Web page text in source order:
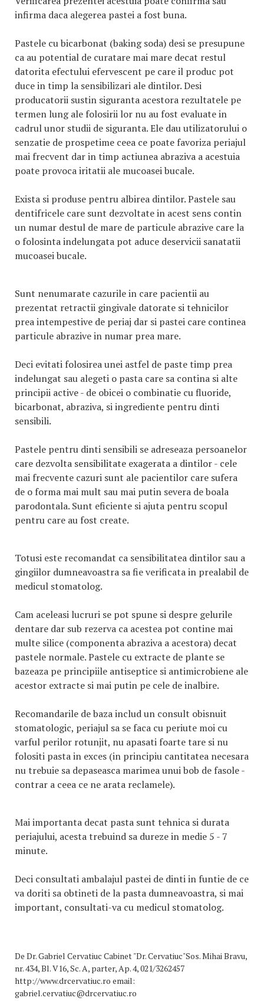
infirma daca alegerea pastei a fost buna.
Pastele cu bicarbonat (baking soda) desi se presupune
ca au potential de curatare mai mare decat restul
datorita efectului efervescent pe care il produc pot
duce in timp la sensibilizari ale dintilor. Desi
producatorii sustin siguranta acestora rezultatele pe
termen lung ale folosirii lor nu au fost evaluate in
cadrul unor studii de siguranta. Ele dau utilizatorului o
senzatie de prospetime ceea ce poate favoriza periajul
mai frecvent dar in timp actiunea abraziva a acestuia
poate provoca iritatii ale mucoasei bucale.
Exista si produse pentru albirea dintilor. Pastele sau
dentifricele care sunt dezvoltate in acest sens contin
un numar destul de mare de particule abrazive care la
o folosinta indelungata pot aduce deservicii sanatatii
mucoasei bucale.
Sunt nenumarate cazurile in care pacientii au
prezentat retractii gingivale datorate si tehnicilor
prea intempestive de periaj dar si pastei care continea
particule abrazive in numar prea mare.
Deci evitati folosirea unei astfel de paste timp prea
indelungat sau alegeti o pasta care sa contina si alte
principii active - de obicei o combinatie cu fluoride,
bicarbonat, abraziva, si ingrediente pentru dinti
sensibili.
Pastele pentru dinti sensibili se adreseaza persoanelor
care dezvolta sensibilitate exagerata a dintilor - cele
mai frecvente cazuri sunt ale pacientilor care sufera
de o forma mai mult sau mai putin severa de boala
parodontala. Sunt eficiente si ajuta pentru scopul
pentru care au fost create.
Totusi este recomandat ca sensibilitatea dintilor sau a
gingiilor dumneavoastra sa fie verificata in prealabil de
medicul stomatolog.
Cam aceleasi lucruri se pot spune si despre gelurile
dentare dar sub rezerva ca acestea pot contine mai
multe silice (componenta abraziva a acestora) decat
pastele normale. Pastele cu extracte de plante se
bazeaza pe principiile antiseptice si antimicrobiene ale
acestor extracte si mai putin pe cele de inalbire.
Recomandarile de baza includ un consult obisnuit
stomatologic, periajul sa se faca cu periute moi cu
varful perilor rotunjit, nu apasati foarte tare si nu
folositi pasta in exces (in principiu cantitatea necesara
nu trebuie sa depaseasca marimea unui bob de fasole -
contrar a ceea ce ne arata reclamele).
Mai importanta decat pasta sunt tehnica si durata
periajului, acesta trebuind sa dureze in medie 5 - 7
minute.
Deci consultati ambalajul pastei de dinti in funtie de ce
va doriti sa obtineti de la pasta dumneavoastra, si mai
important, consultati-va cu medicul stomatolog.
De Dr. Gabriel Cervatiuc Cabinet "Dr. Cervatiuc"Sos. Mihai Bravu,
nr. 434, Bl. V16, Sc. A, parter, Ap. 4, 021/3262457
http://www.drcervatiuc.ro email:
gabriel.cervatiuc@drcervatiuc.ro